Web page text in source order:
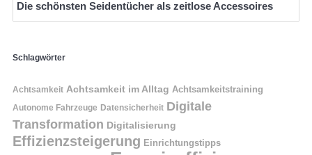
Die schönsten Seidentücher als zeitlose Accessoires
Schlagwörter
Achtsamkeit Achtsamkeit im Alltag Achtsamkeitstraining
Autonome Fahrzeuge Datensicherheit Digitale
Transformation Digitalisierung
Effizienzsteigerung Einrichtungstipps